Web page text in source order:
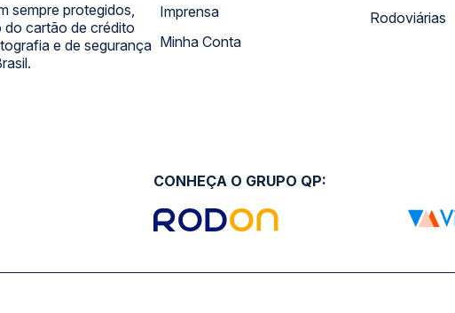
sempre protegidos,
do cartão de crédito
e de segurança
Imprensa
Minha Conta
Rodoviárias
CONHEÇA O GRUPO QP: